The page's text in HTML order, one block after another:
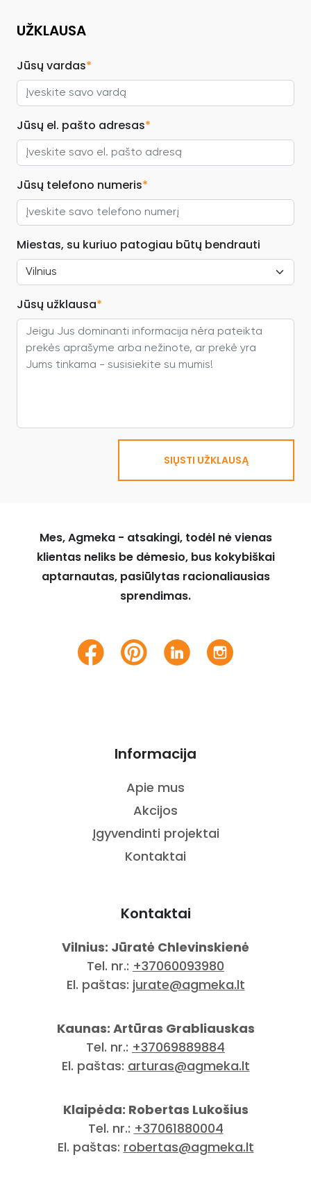
UŽKLAUSA
Jūsų vardas*
Jūsų el. pašto adresas*
Jūsų telefono numeris*
Miestas, su kuriuo patogiau būtų bendrauti
Jūsų užklausa*
SIŲSTI UŽKLAUSĄ
Mes, Agmeka - atsakingi, todėl nė vienas
klientas neliks be dėmesio, bus kokybiškai
aptarnautas, pasiūlytas racionaliausias
sprendimas.
Informacija
Apie mus
Akcijos
Įgyvendinti projektai
Kontaktai
Kontaktai
Vilnius: Jūratė Chlevinskienė
Tel. nr.: +37060093980
El. paštas: jurate@agmeka.lt
Kaunas: Artūras Grabliauskas
Tel. nr.: +37069889884
El. paštas: arturas@agmeka.lt
Klaipėda: Robertas Lukošius
Tel. nr.: +37061880004
El. paštas: robertas@agmeka.lt